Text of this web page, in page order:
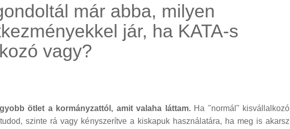
már abba, milyen
jár, ha KATA-s
vagy?
ötlet a kormányzattól, amit valaha láttam.Ha "normál" kisvállalkozó
szinte rá vagy kényszerítve a kiskapuk használatára, ha meg is akarsz